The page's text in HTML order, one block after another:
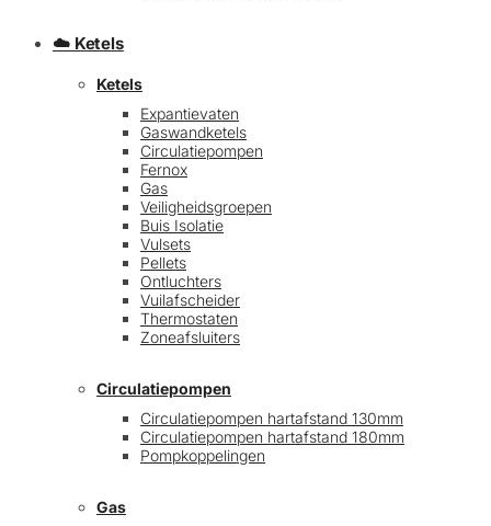
☁️ Ketels
Ketels
Expantievaten
Gaswandketels
Circulatiepompen
Fernox
Gas
Veiligheidsgroepen
Buis Isolatie
Vulsets
Pellets
Ontluchters
Vuilafscheider
Thermostaten
Zoneafsluiters
Circulatiepompen
Circulatiepompen hartafstand 130mm
Circulatiepompen hartafstand 180mm
Pompkoppelingen
Gas